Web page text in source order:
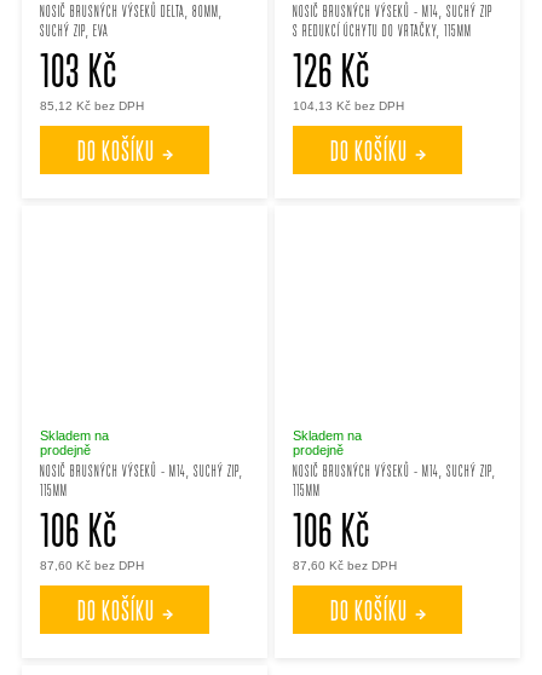
NOSIČ BRUSNÝCH VÝSEKŮ DELTA, 80MM,
SUCHÝ ZIP, EVA
85,12 Kč bez DPH
103 Kč
DO KOŠÍKU
NOSIČ BRUSNÝCH VÝSEKŮ - M14, SUCHÝ ZIP
S REDUKCÍ ÚCHYTU DO VRTAČKY, 115MM
104,13 Kč bez DPH
126 Kč
DO KOŠÍKU
NOSIČ BRUSNÝCH VÝSEKŮ - M14, SUCHÝ ZIP,
115MM
Skladem na
prodejně
87,60 Kč bez DPH
106 Kč
DO KOŠÍKU
NOSIČ BRUSNÝCH VÝSEKŮ - M14, SUCHÝ ZIP,
115MM
Skladem na
prodejně
87,60 Kč bez DPH
106 Kč
DO KOŠÍKU